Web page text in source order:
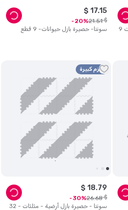
سونتا حصيرة بازل وسائط نقل وحيوانات 9
سونتا- حصيرة بازل حيوانات- 9 قطع
$ 17.15
$
21.51
20
حزم كبيرة
سونتا - حصيرة بازل أرضية - مثلثات - 32
$ 18.79
$
26.68
30